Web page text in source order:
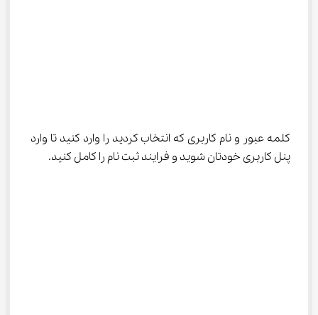
کلمه عبور و نام کاربری که انتخاب کردید را وارد کنید تا وارد
پنل کاربری خودتان شوید و فرایند ثبت نام را کامل کنید.